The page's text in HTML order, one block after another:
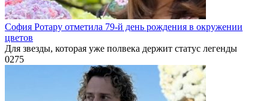
София Ротару отметила 79-й день рождения в окружении
цветов
Для звезды, которая уже полвека держит статус легенды
0275